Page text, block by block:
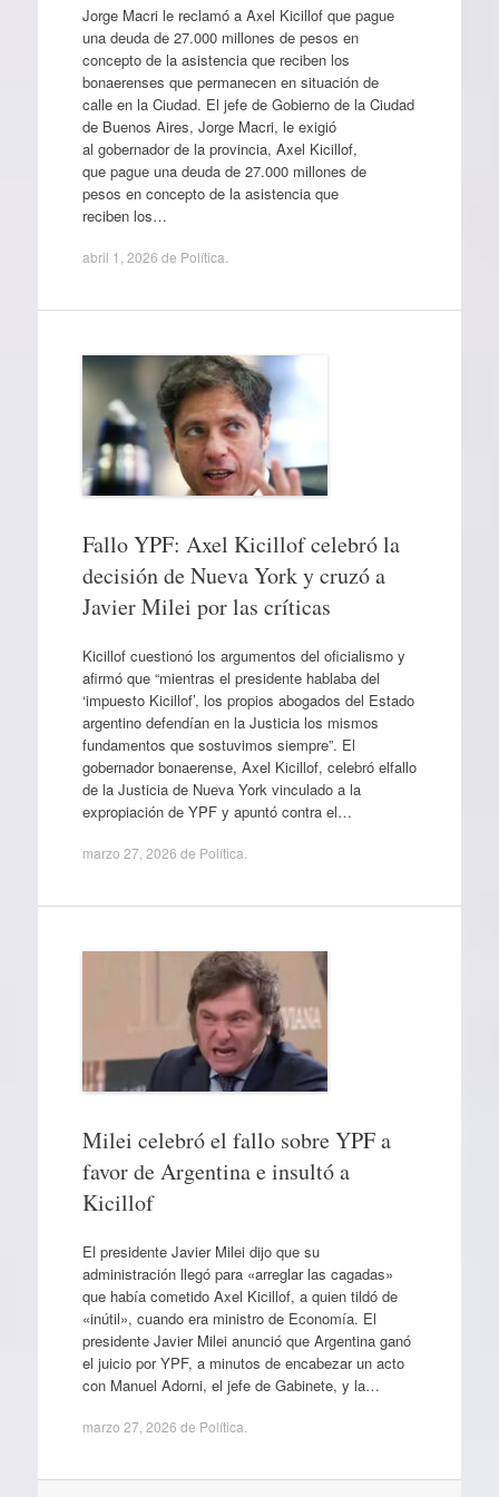
Jorge Macri le reclamó a Axel Kicillof que pague
una deuda de 27.000 millones de pesos en
concepto de la asistencia que reciben los
bonaerenses que permanecen en situación de
calle en la Ciudad. El jefe de Gobierno de la Ciudad
de Buenos Aires, Jorge Macri, le exigió
al gobernador de la provincia, Axel Kicillof,
que pague una deuda de 27.000 millones de
pesos en concepto de la asistencia que
reciben los…
abril 1, 2026 de Política
Fallo YPF: Axel Kicillof celebró la
decisión de Nueva York y cruzó a
Javier Milei por las críticas
Kicillof cuestionó los argumentos del oficialismo y
afirmó que “mientras el presidente hablaba del
‘impuesto Kicillof’, los propios abogados del Estado
argentino defendían en la Justicia los mismos
fundamentos que sostuvimos siempre”. El
gobernador bonaerense, Axel Kicillof, celebró elfallo
de la Justicia de Nueva York vinculado a la
expropiación de YPF y apuntó contra el…
marzo 27, 2026 de Política
Milei celebró el fallo sobre YPF a
favor de Argentina e insultó a
Kicillof
El presidente Javier Milei dijo que su
administración llegó para «arreglar las cagadas»
que había cometido Axel Kicillof, a quien tildó de
«inútil», cuando era ministro de Economía. El
presidente Javier Milei anunció que Argentina ganó
el juicio por YPF, a minutos de encabezar un acto
con Manuel Adorni, el jefe de Gabinete, y la…
marzo 27, 2026 de Política